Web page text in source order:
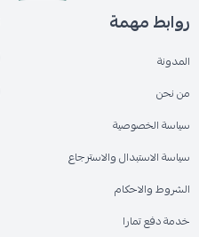
روابط مهمة
المدونة
من نحن
سياسة الخصوصية
سياسة الاستبدال والاسترجاع
الشروط والاحكام
خدمة دفع تمارا